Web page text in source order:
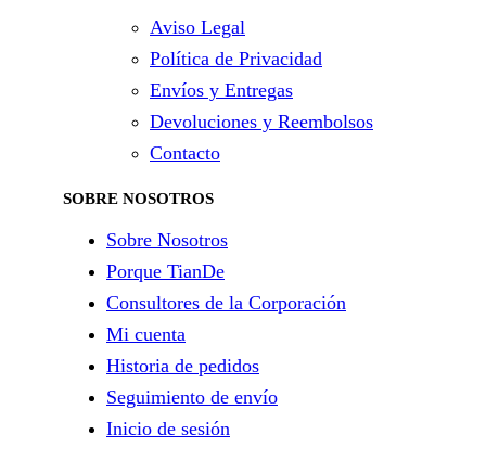
Aviso Legal
Política de Privacidad
Envíos y Entregas
Devoluciones y Reembolsos
Contacto
SOBRE NOSOTROS
Sobre Nosotros
Porque TianDe
Consultores de la Corporación
Mi cuenta
Historia de pedidos
Seguimiento de envío
Inicio de sesión